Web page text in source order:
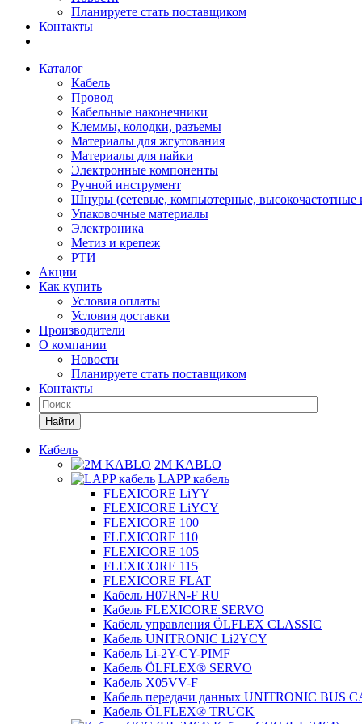
Планируете стать поставщиком
Контакты
Каталог
Кабель
Провод
Кабельные наконечники
Клеммы, колодки, разъемы
Материалы для жгутования
Материалы для пайки
Электронные компоненты
Ручной инструмент
Шнуры (сетевые, компьютерные, высокочастотные
Упаковочные материалы
Электроника
Метиз и крепеж
РТИ
Акции
Как купить
Условия оплаты
Условия доставки
Производители
О компании
Новости
Планируете стать поставщиком
Контакты
Найти
Кабель
2M KABLO
LAPP кабель
FLEXICORE LiYY
FLEXICORE LiYCY
FLEXICORE 100
FLEXICORE 110
FLEXICORE 105
FLEXICORE 115
FLEXICORE FLAT
Кабель H07RN-F RU
Кабель FLEXICORE SERVO
Кабель управления ÖLFLEX CLASSIC
Кабель UNITRONIC Li2YCY
Кабель Li-2Y-CY-PIMF
Кабель ÖLFLEX® SERVO
Кабель X05VV-F
Кабель передачи данных UNITRONIC BUS
Кабель ÖLFLEX® TRUCK